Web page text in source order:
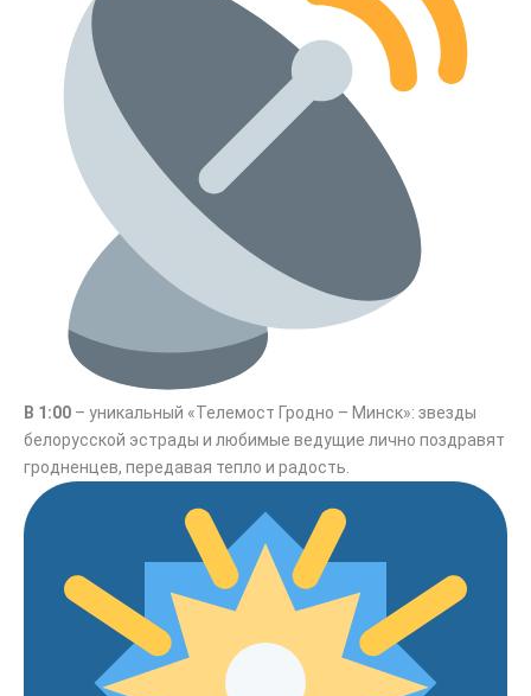
В 1:00 – уникальный «Телемост Гродно – Минск»: звезды
белорусской эстрады и любимые ведущие лично поздравят
гродненцев, передавая тепло и радость.